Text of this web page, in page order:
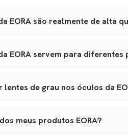
EORA são realmente de alta
Mazzucchelli italiano, lentes
acabamento premium, banho
EORA servem para diferentes
joias de viagem. Tudo é pensado
lentes de grau nos óculos da
confiança para aplicação das lentes
meus produtos EORA?